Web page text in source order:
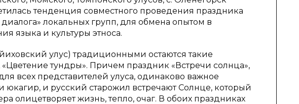
тенденция совместного проведения праздника
локальных групп, для обмена опытом в
языка и культуры этноса.
улус) традиционными остаются такие
тундры». Причем праздник «Встречи солнца»,
всех представителей улуса, одинаково важное
и русский старожил встречают Солнце, который
олицетворяет жизнь, тепло, очаг. В обоих праздниках